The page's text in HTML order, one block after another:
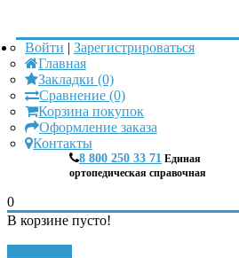
Войти | Зарегистрироваться
Главная
Закладки (0)
Сравнение (0)
Корзина покупок
Оформление заказа
Контакты
8 800 250 33 71 Единая
ортопедическая справочная
0
В корзине пусто!